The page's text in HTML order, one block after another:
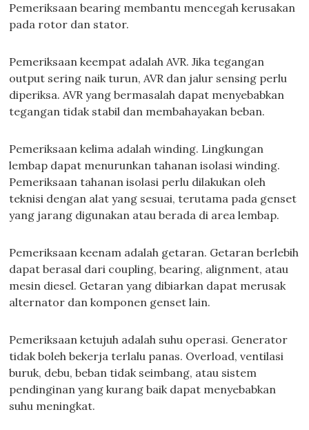
Pemeriksaan bearing membantu mencegah kerusakan
pada rotor dan stator.
Pemeriksaan keempat adalah AVR. Jika tegangan
output sering naik turun, AVR dan jalur sensing perlu
diperiksa. AVR yang bermasalah dapat menyebabkan
tegangan tidak stabil dan membahayakan beban.
Pemeriksaan kelima adalah winding. Lingkungan
lembap dapat menurunkan tahanan isolasi winding.
Pemeriksaan tahanan isolasi perlu dilakukan oleh
teknisi dengan alat yang sesuai, terutama pada genset
yang jarang digunakan atau berada di area lembap.
Pemeriksaan keenam adalah getaran. Getaran berlebih
dapat berasal dari coupling, bearing, alignment, atau
mesin diesel. Getaran yang dibiarkan dapat merusak
alternator dan komponen genset lain.
Pemeriksaan ketujuh adalah suhu operasi. Generator
tidak boleh bekerja terlalu panas. Overload, ventilasi
buruk, debu, beban tidak seimbang, atau sistem
pendinginan yang kurang baik dapat menyebabkan
suhu meningkat.